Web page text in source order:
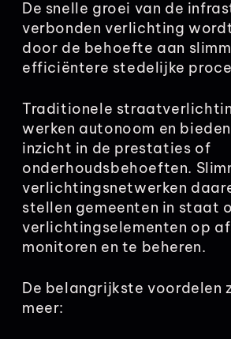
De snelle groei van de
verbonden verlichting
door de behoefte aan
efficiëntere stedelijke
Traditionele
werken autonoom en
inzicht in de prestaties of
onderhoudsbehoeften.
verlichtingsnetwerken
stellen gemeenten in staat
verlichtingselementen op
monitoren en te beheren.
De belangrijkste voordelen
meer: